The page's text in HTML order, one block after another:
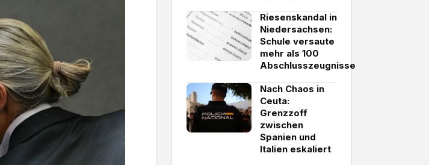
Riesenskandal in
Niedersachsen:
Schule versaute
mehr als 100
Abschlusszeugnisse
Nach Chaos in
Ceuta:
Grenzzoff
zwischen
Spanien und
Italien eskaliert